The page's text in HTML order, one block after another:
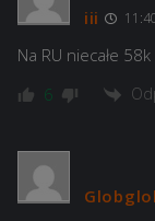
iii
Na RU niecałe
6